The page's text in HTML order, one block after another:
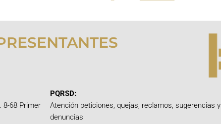
8-68 Primer
PQRSD:
Atención peticiones, quejas, reclamos, sugerencias y
denuncias